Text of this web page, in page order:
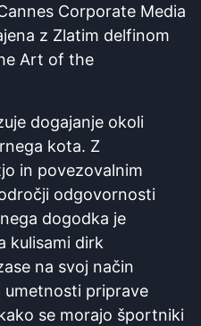
Corporate Media
z Zlatim delfinom
Art of the
dogajanje okoli
kota. Z
in povezovalnim
odgovornosti
dogodka je
kulisami dirk
na svoj način
umetnosti priprave
se morajo športniki